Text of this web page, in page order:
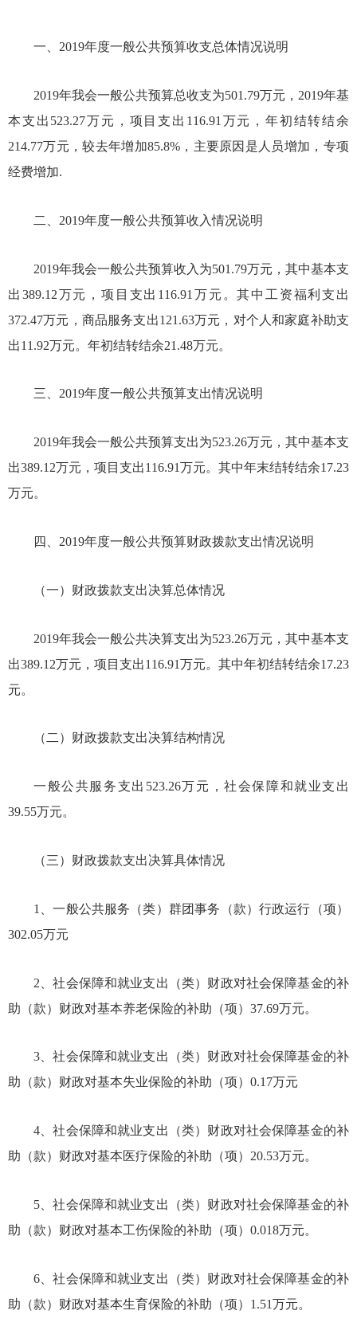
一、 2019年度一般公共预算收支总体情况说明
2019年我会一般公共预算总收支为501.79万元， 2019年基
本支出 523.27万元，项目支出 116.91 万元，年初结转结余
214.77万元，较去年增加85.8%，主要原因是人员增加，专项
经费增加.
二、 2019年度一般公共预算收入情况说明
2019年我会一般公共预算收入为501.79万元 ， 其中基本支
出 389.12万元，项目支出 116.91 万元。其中工资福利支出
372.47万元，商品服务支出121.63万元，对个人和家庭补助支
出11.92万元。 年初结转结余21.48万元。
三、 2019年度一般公共预算支出情况说明
2019年我会一般公共预算支出为523.26万元 ， 其中基本支
出389.12万元，项目支出116.91万元。其中年末结转结余17.23
万元。
四、 2019年度一般公共预算财政拨款支出情况说明
（一）财政拨款支出决算总体情况
2019年我会一般公共决算支出为523.26万元，其中基本支
出389.12万元，项目支出116.91万元。其中年初结转结余17.23
元。
（二）财政拨款支出决算结构情况
一般公共服务支出 523.26万元，社会保障和就业支出
39.55万元。
（三）财政拨款支出决算具体情况
1、一般公共服务（类）群团事务（款）行政运行（项）
302.05万元
2、社会保障和就业支出（类）财政对社会保障基金的补
助（款）财政对基本养老保险的补助（项） 37.69万元。
3、社会保障和就业支出（类）财政对社会保障基金的补
助（款）财政对基本失业保险的补助（项） 0.17万元
4、社会保障和就业支出（类）财政对社会保障基金的补
助（款）财政对基本医疗保险的补助（项） 20.53万元。
5、社会保障和就业支出（类）财政对社会保障基金的补
助（款）财政对基本工伤保险的补助（项） 0.018万元。
6、社会保障和就业支出（类）财政对社会保障基金的补
助（款）财政对基本生育保险的补助（项） 1.51万元。